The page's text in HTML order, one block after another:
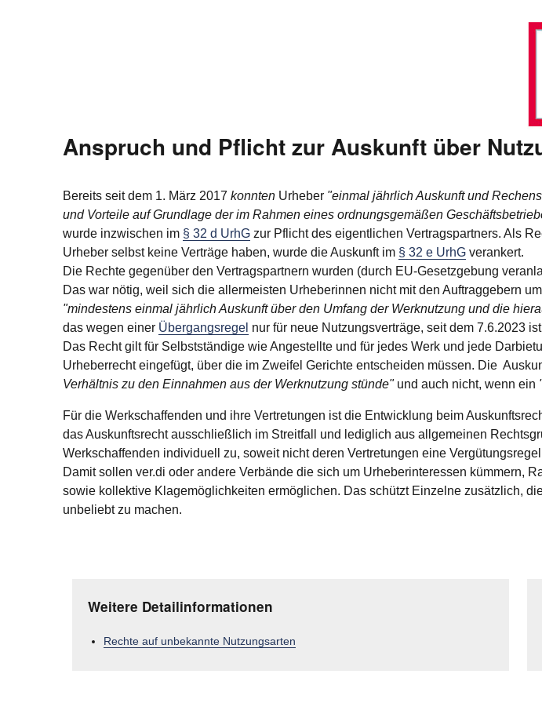
Anspruch und Pflicht zur Auskunft über
Bereits seit dem 1. März 2017konnten Urheber "einmal jährlich Auskunft und
und Vorteile auf Grundlage der im Rahmen eines ordnungsgemäßen
wurde inzwischen im § 32 d UrhG zur Pflicht des eigentlichen Vertragspartners. Als
Urheber selbst keine Verträge haben, wurde die Auskunft im § 32 e UrhG verankert.
Die Rechte gegenüber den Vertragspartnern wurden (durch EU-Gesetzgebung
Das war nötig, weil sich die allermeisten Urheberinnen nicht mit den Auftraggebern
"mindestens einmal jährlich Auskunft über den Umfang der Werknutzung und die
das wegen einer Übergangsregel nur für neue Nutzungsverträge, seit dem 7.6.2023
Das Recht gilt für Selbstständige wie Angestellte und für jedes Werk und jede
Urheberrecht eingefügt, über die im Zweifel Gerichte entscheiden müssen. Die
Verhältnis zu den Einnahmen aus der Werknutzung stünde" und auch nicht, wenn ein
Für die Werkschaffenden und ihre Vertretungen ist die Entwicklung beim
das Auskunftsrecht ausschließlich im Streitfall und lediglich aus allgemeinen
Werkschaffenden individuell zu, soweit nicht deren Vertretungen eine
Damit sollen ver.di oder andere Verbände die sich um Urheberinteressen kümmern,
sowie kollektive Klagemöglichkeiten ermöglichen. Das schützt Einzelne zusätzlich,
unbeliebt zu machen.
Weitere Detailinformationen
Rechte auf unbekannte Nutzungsarten